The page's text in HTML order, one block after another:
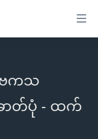
ဗကသ
(ဓာတ်ပုံ - ထက်